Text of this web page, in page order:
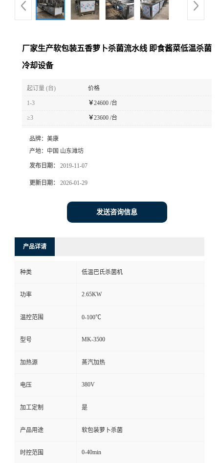
厂家生产软包装五香萝卜杀菌流水线 即食酱菜低温杀菌
冷却设备
起订量 (台) 价格
1-3 ￥24600 /台
≥3 ￥23600 /台
品牌： 美康
产地： 中国 山东潍坊
发布日期： 2019-11-07
更新日期： 2026-01-29
发送咨询信息
产品详请
种类 低温巴氏杀菌机
功率 2.65KW
温控范围 0-100℃
型号 MK-3500
加热源 蒸汽加热
电压 380V
加工定制 是
产品用途 软包装萝卜杀菌
时控范围 0-40min